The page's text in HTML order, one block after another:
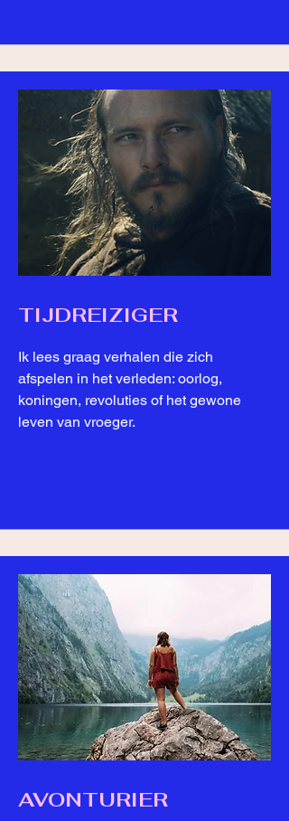
TIJDREIZIGER
Ik lees graag verhalen die zich
afspelen in het verleden: oorlog,
koningen, revoluties of het gewone
leven van vroeger.
AVONTURIER